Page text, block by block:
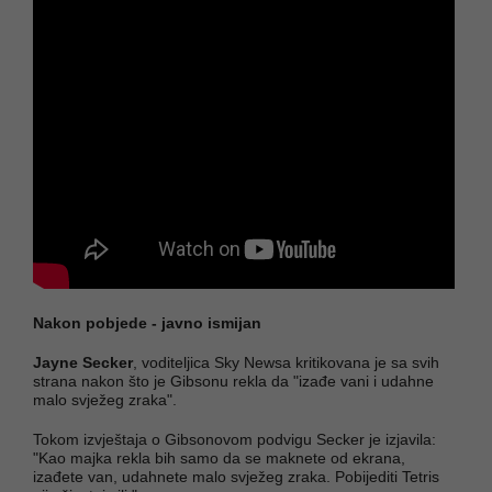
Nakon pobjede - javno ismijan
Jayne Secker , voditeljica Sky Newsa kritikovana je sa svih
strana nakon što je Gibsonu rekla da "izađe vani i udahne
malo svježeg zraka".
Tokom izvještaja o Gibsonovom podvigu Secker je izjavila:
"Kao majka rekla bih samo da se maknete od ekrana,
izađete van, udahnete malo svježeg zraka. Pobijediti Tetris